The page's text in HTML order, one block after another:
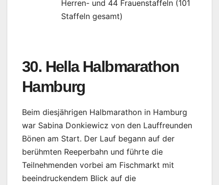
Herren- und 44 Frauenstaffeln (101
Staffeln gesamt)
30. Hella Halbmarathon
Hamburg
Beim diesjährigen Halbmarathon in Hamburg
war Sabina Donkiewicz von den Lauffreunden
Bönen am Start. Der Lauf begann auf der
berühmten Reeperbahn und führte die
Teilnehmenden vorbei am Fischmarkt mit
beeindruckendem Blick auf die